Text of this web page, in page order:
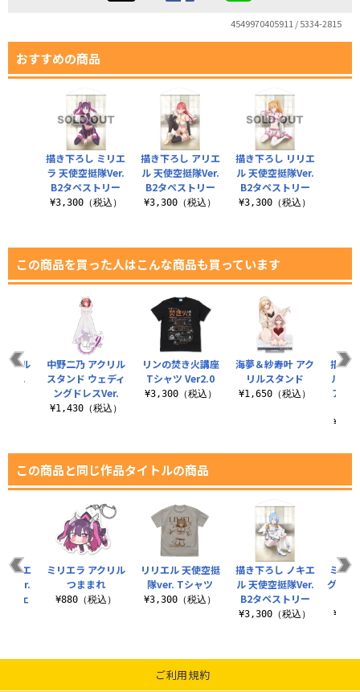
4549970405911 / 5334-2815
おすすめの商品
描き下ろし アリエ
ル 天使空挺隊Ver.
B2タペストリー
¥3,300（税込）
描き下ろし リリエ
ル 天使空挺隊Ver.
B2タペストリー
¥3,300（税込）
描き下ろし ミリエ
ラ 天使空挺隊Ver.
B2タペストリー
¥3,300（税込）
この商品を買った人はこんな商品も買っています
リンの焚き火講座
Tシャツ Ver2.0
¥3,300（税込）
海夢＆紗寿叶 アク
リルスタンド
¥1,650（税込）
描き
ル 天
アク
リル
中野二乃 アクリル
スタンド ウェディ
ングドレスVer.
¥1,430（税込）
この商品と同じ作品タイトルの商品
リリエル 天使空挺
隊ver. Tシャツ
¥3,300（税込）
描き下ろし ノキエ
ル 天使空挺隊Ver.
B2タペストリー
¥3,300（税込）
ミリ
グラフ
キエ
隊Ver.
フェ
ミリエラ アクリル
つままれ
¥880（税込）
ご利用規約